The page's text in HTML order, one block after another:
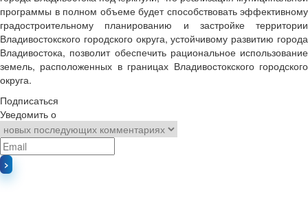
программы в полном объеме будет способствовать эффективному
градостроительному планированию и застройке территории
Владивостокского городского округа, устойчивому развитию города
Владивостока, позволит обеспечить рациональное использование
земель, расположенных в границах Владивостокского городского
округа.
Подписаться
Уведомить о